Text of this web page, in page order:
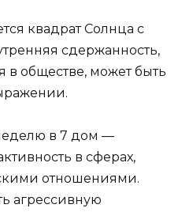
квадрат Солнца с
сдержанность,
в обществе, может быть
в 7 дом —
в сферах,
отношениями.
агрессивную